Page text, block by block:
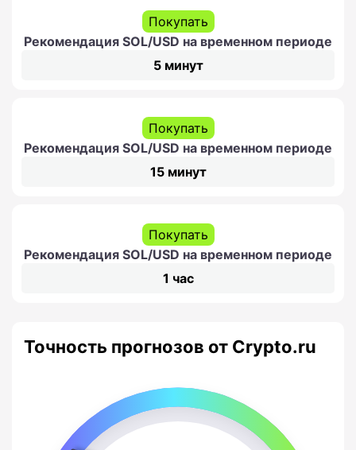
Покупать
Рекомендация SOL/USD на временном периоде
5 минут
Покупать
Рекомендация SOL/USD на временном периоде
15 минут
Покупать
Рекомендация SOL/USD на временном периоде
1 час
Точность прогнозов от Crypto.ru